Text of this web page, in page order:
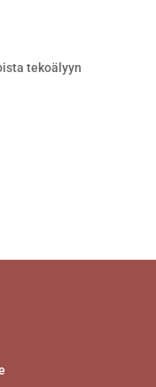
tekoälyyn